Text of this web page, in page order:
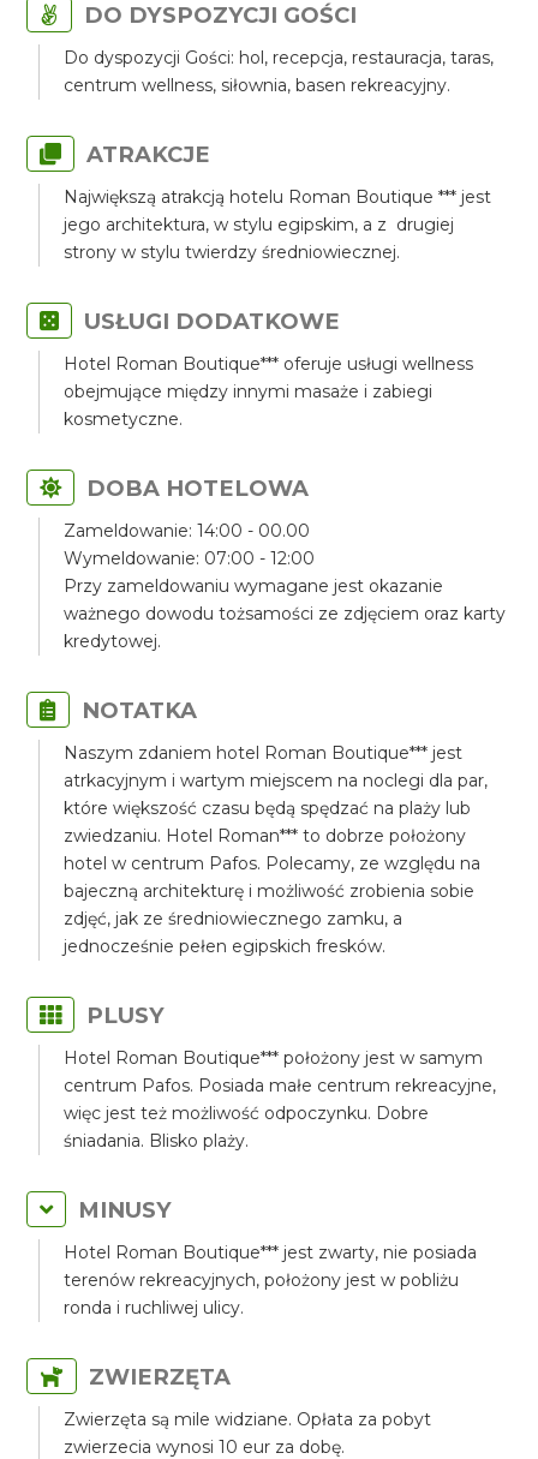
DO DYSPOZYCJI GOŚCI
Do dyspozycji Gości: hol, recepcja, restauracja, taras,
centrum wellness, siłownia, basen rekreacyjny.
ATRAKCJE
Największą atrakcją hotelu Roman Boutique *** jest
jego architektura, w stylu egipskim, a z drugiej
strony w stylu twierdzy średniowiecznej.
USŁUGI DODATKOWE
Hotel Roman Boutique*** oferuje usługi wellness
obejmujące między innymi masaże i zabiegi
kosmetyczne.
DOBA HOTELOWA
Zameldowanie: 14:00 - 00.00
Wymeldowanie: 07:00 - 12:00
Przy zameldowaniu wymagane jest okazanie
ważnego dowodu tożsamości ze zdjęciem oraz karty
kredytowej.
NOTATKA
Naszym zdaniem hotel Roman Boutique*** jest
atrkacyjnym i wartym miejscem na noclegi dla par,
które większość czasu będą spędzać na plaży lub
zwiedzaniu. Hotel Roman*** to dobrze położony
hotel w centrum Pafos. Polecamy, ze względu na
bajeczną architekturę i możliwość zrobienia sobie
zdjęć, jak ze średniowiecznego zamku, a
jednocześnie pełen egipskich fresków.
PLUSY
Hotel Roman Boutique*** położony jest w samym
centrum Pafos. Posiada małe centrum rekreacyjne,
więc jest też możliwość odpoczynku. Dobre
śniadania. Blisko plaży.
MINUSY
Hotel Roman Boutique*** jest zwarty, nie posiada
terenów rekreacyjnych, położony jest w pobliżu
ronda i ruchliwej ulicy.
ZWIERZĘTA
Zwierzęta są mile widziane. Opłata za pobyt
zwierzecia wynosi 10 eur za dobę.